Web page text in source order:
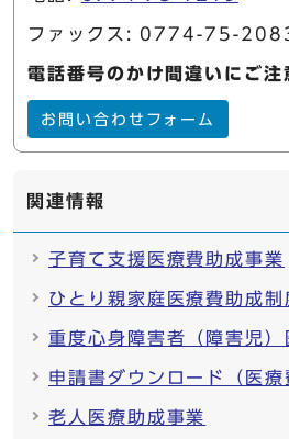
ファックス: 0774-75-
電話番号のかけ間違いにご注
お問い合わせフォーム
関連情報
子育て支援医療費助成事業
ひとり親家庭医療費助成制
重度心身障害者（障害児
申請書ダウンロード（医療
老人医療助成事業